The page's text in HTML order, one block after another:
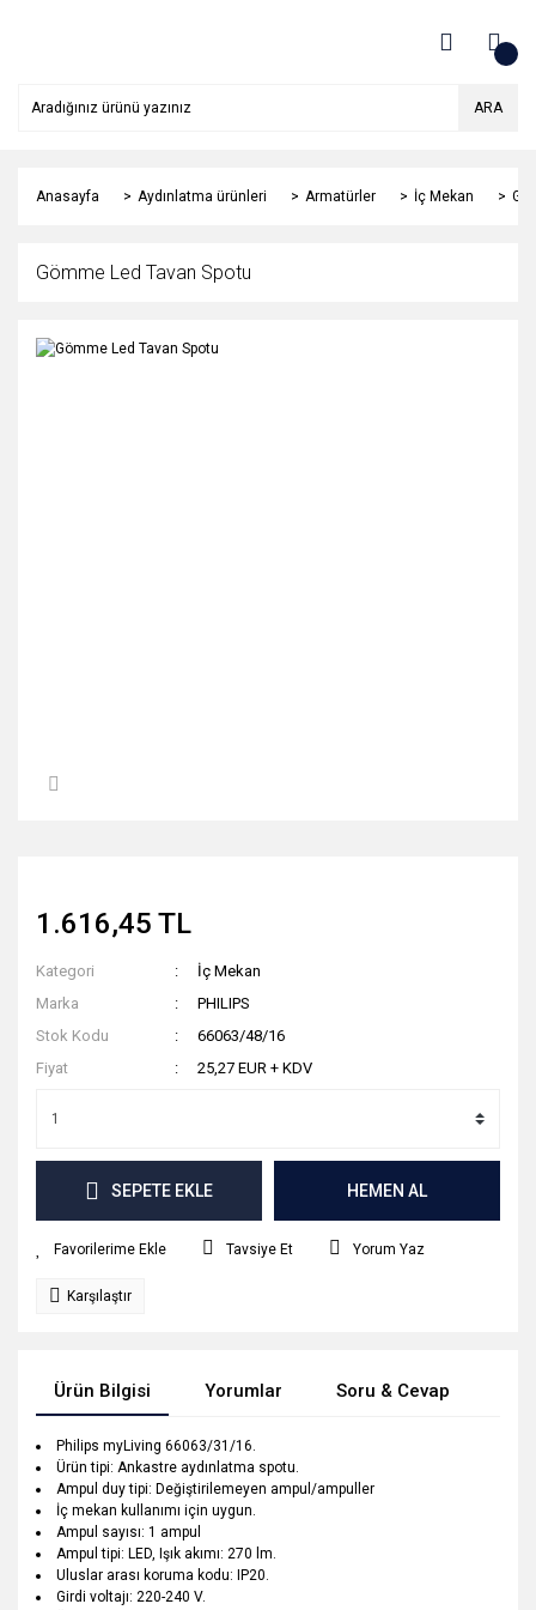
ARA
Anasayfa Aydınlatma ürünleri Armatürler İç Mekan
Gömme Led Tavan Spotu
1.616,45 TL
Kategori
İç Mekan
Marka
PHILIPS
Stok Kodu
66063/48/16
Fiyat
25,27 EUR + KDV
SEPETE EKLE HEMEN AL
Tavsiye Et Yorum Yaz
Karşılaştır
Ürün Bilgisi Yorumlar Soru & Cevap
Philips myLiving 66063/31/16.
Ürün tipi: Ankastre aydınlatma spotu.
Ampul duy tipi: Değiştirilemeyen ampul/ampuller
İç mekan kullanımı için uygun.
Ampul sayısı: 1 ampul
Ampul tipi: LED, Işık akımı: 270 lm.
Uluslar arası koruma kodu: IP20.
Girdi voltajı: 220-240 V.